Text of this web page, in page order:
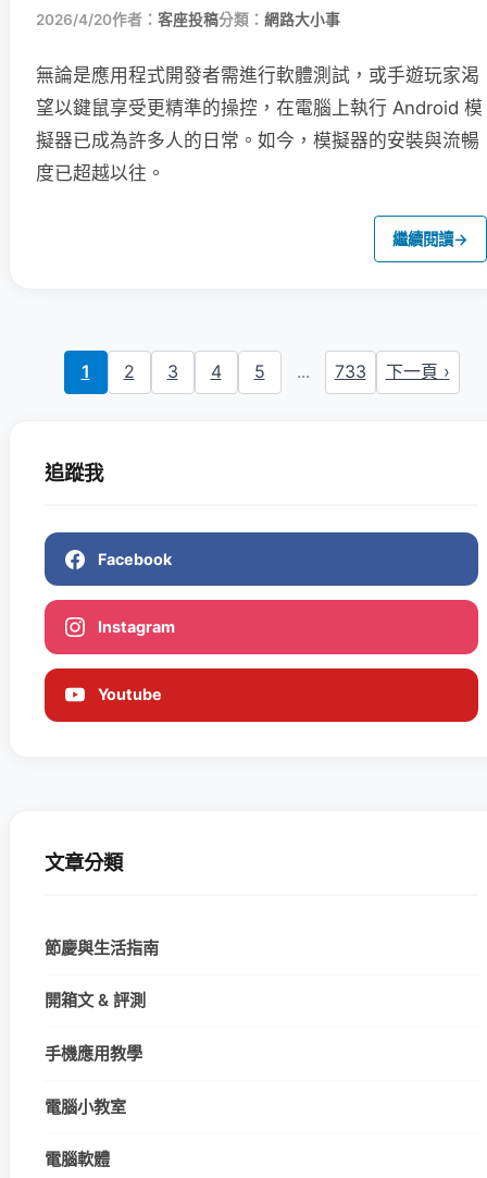
2026/4/20作者： 客座投稿分類： 網路大小事
無論是應用程式開發者需進行軟體測試，或手遊玩家渴
望以鍵鼠享受更精準的操控，在電腦上執行 Android 模
擬器已成為許多人的日常。如今，模擬器的安裝與流暢
度已超越以往。
繼續閱讀→
1 2 3 4 5 ... 733 下一頁 ›
追蹤我
Facebook
Instagram
Youtube
文章分類
節慶與生活指南
開箱文 & 評測
手機應用教學
電腦小教室
電腦軟體